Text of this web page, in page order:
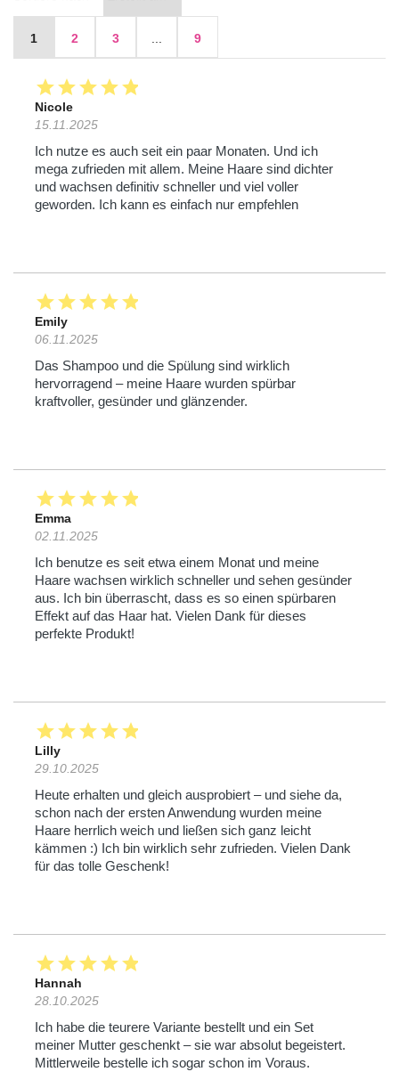
1 2 3 9
starstarstarstarstar
Nicole
15.11.2025
Ich nutze es auch seit ein paar Monaten. Und ich
mega zufrieden mit allem. Meine Haare sind dichter
und wachsen definitiv schneller und viel voller
geworden. Ich kann es einfach nur empfehlen
starstarstarstarstar
Emily
06.11.2025
Das Shampoo und die Spülung sind wirklich
hervorragend – meine Haare wurden spürbar
kraftvoller, gesünder und glänzender.
starstarstarstarstar
Emma
02.11.2025
Ich benutze es seit etwa einem Monat und meine
Haare wachsen wirklich schneller und sehen gesünder
aus. Ich bin überrascht, dass es so einen spürbaren
Effekt auf das Haar hat. Vielen Dank für dieses
perfekte Produkt!
starstarstarstarstar
Lilly
29.10.2025
Heute erhalten und gleich ausprobiert – und siehe da,
schon nach der ersten Anwendung wurden meine
Haare herrlich weich und ließen sich ganz leicht
kämmen :) Ich bin wirklich sehr zufrieden. Vielen Dank
für das tolle Geschenk!
starstarstarstarstar
Hannah
28.10.2025
Ich habe die teurere Variante bestellt und ein Set
meiner Mutter geschenkt – sie war absolut begeistert.
Mittlerweile bestelle ich sogar schon im Voraus.